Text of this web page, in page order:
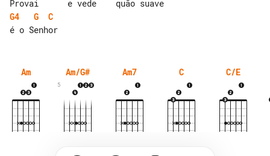
G4
G
C
Am Am/G#
5
Am7 C C/E